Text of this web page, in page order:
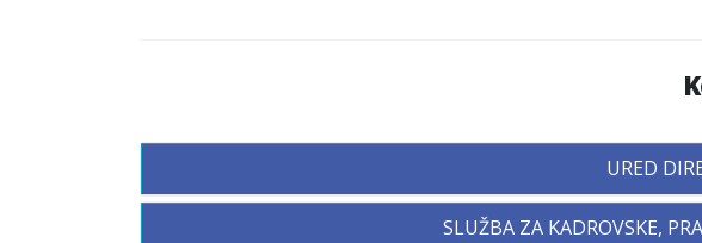
URED
SLUŽBA ZA KADROVSKE,